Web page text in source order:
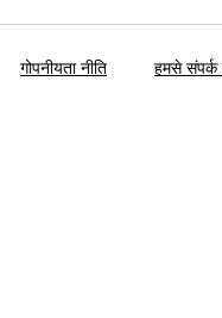
गोपनीयता नीति हमसे